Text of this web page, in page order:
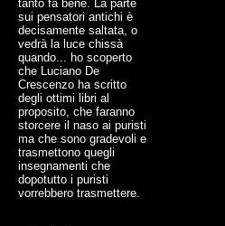
tanto fa bene. La parte
sui pensatori antichi è
decisamente saltata, o
vedrà la luce chissà
quando... ho scoperto
che Luciano De
Crescenzo ha scritto
degli ottimi libri al
proposito, che faranno
storcere il naso ai puristi
ma che sono gradevoli e
trasmettono quegli
insegnamenti che
dopotutto i puristi
vorrebbero trasmettere.